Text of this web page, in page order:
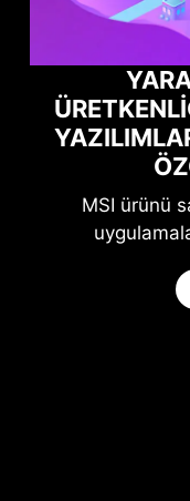
GÜÇLÜ ADOBE
YZ ILE
en iyi Adobe
bizden!